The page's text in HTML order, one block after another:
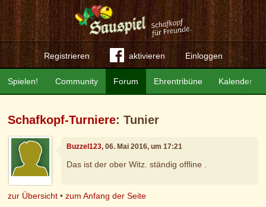
Registrieren aktivieren Einloggen
Community Forum Ehrentribüne Kalender
Spielen!
Schafkopf-Turniere: Tunier
Buzzel123, 06. Mai 2016, um 17:21
Das ist der ober Witz. ständig offline .
zur Übersicht •zum Anfang der Seite